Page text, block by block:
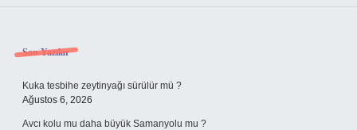
Sidebar
Son Yazılar
Kuka tesbihe zeytinyağı sürülür mü ?
Ağustos 6, 2026
Avcı kolu mu daha büyük Samanyolu mu ?